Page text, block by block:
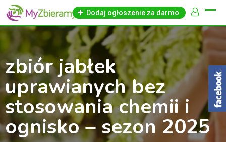
Skip
Dodaj ogłoszenie za darmo
zbiór jabłek
uprawianych bez
stosowania chemii i
ognisko – sezon 2025